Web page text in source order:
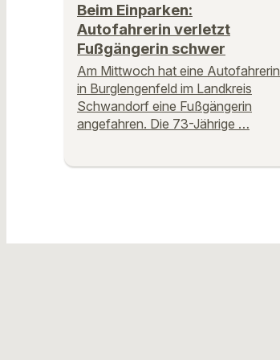
Beim Einparken:
Autofahrerin verletzt
Fußgängerin schwer
Am Mittwoch hat eine Autofahrerin
in Burglengenfeld im Landkreis
Schwandorf eine Fußgängerin
angefahren. Die 73-Jährige …